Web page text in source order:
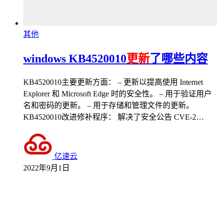
其他
windows KB4520010更新了哪些内容
KB4520010主要更新方面： – 更新以提高使用 Internet
Explorer 和 Microsoft Edge 时的安全性。 – 用于验证用户
名和密码的更新。 – 用于存储和管理文件的更新。
KB4520010改进修补程序： 解决了安全公告 CVE-2…
亿速云
2022年9月1日